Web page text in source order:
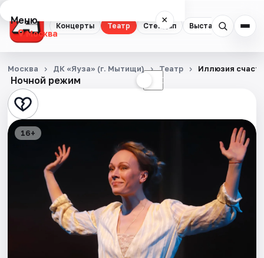
Концерты Театр Стендап Выставки
Меню ×
Москва
Концерты
Театр
Стендап
Выставки
Квесты
Экскурсии
Ночной режим ☾
Москва ДК «Яуза» (г. Мытищи) Театр Иллюзия
16+